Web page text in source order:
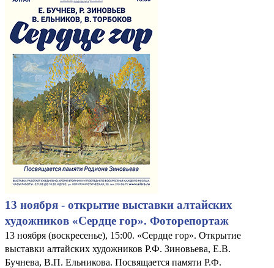
13 ноября - открытие выставки алтайских
художников «Сердце гор». Фоторепортаж
13 ноября (воскресенье), 15:00. «Сердце гор». Открытие
выставки алтайских художников Р.Ф. Зиновьева, Е.В.
Бучнева, В.П. Ельникова. Посвящается памяти Р.Ф.